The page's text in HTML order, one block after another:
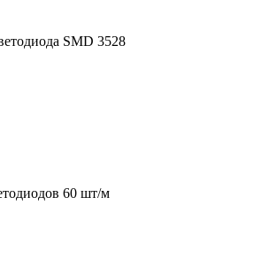
SMD 3528
60 шт/м